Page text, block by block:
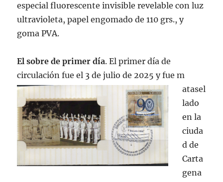
especial fluorescente invisible revelable con luz
ultravioleta, papel engomado de 110 grs., y
goma PVA.
El sobre de primer día. El primer día de
circulación fue el 3 de julio de 2025 y fue m
atasel
lado
en la
ciuda
d de
Carta
gena